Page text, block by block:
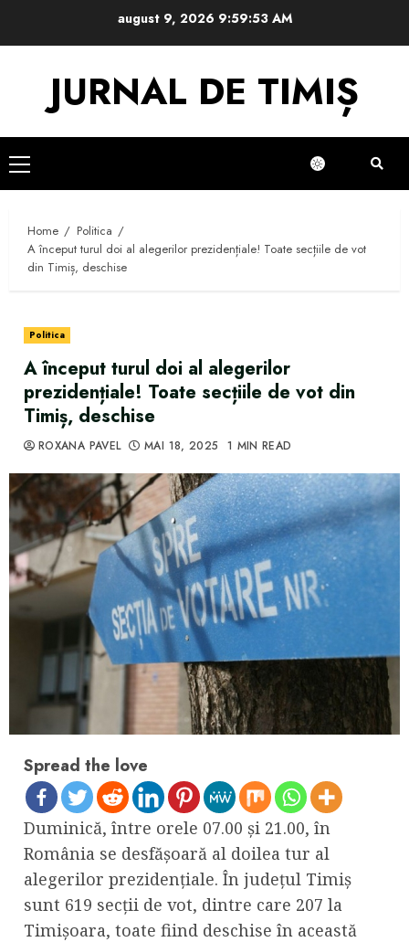
august 9, 2026 9:59:53 AM
JURNAL DE TIMIȘ
Primary
Menu
Home
Politica
A început turul doi al alegerilor prezidențiale! Toate secțiile de vot
din Timiș, deschise
Politica
A început turul doi al alegerilor
prezidențiale! Toate secțiile de vot din
Timiș, deschise
ROXANA PAVEL MAI 18, 2025 1 MIN READ
Spread the love
Duminică, între orele 07.00 și 21.00, în
România se desfășoară al doilea tur al
alegerilor prezidențiale. În județul Timiș
sunt 619 secții de vot, dintre care 207 la
Timișoara, toate fiind deschise în această